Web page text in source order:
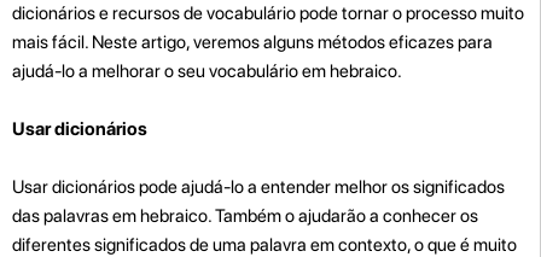
dicionários e recursos de vocabulário pode tornar o processo muito
mais fácil. Neste artigo, veremos alguns métodos eficazes para
ajudá-lo a melhorar o seu vocabulário em hebraico.
Usar dicionários
Usar dicionários pode ajudá-lo a entender melhor os significados
das palavras em hebraico. Também o ajudarão a conhecer os
diferentes significados de uma palavra em contexto, o que é muito